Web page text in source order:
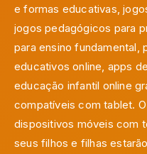
e formas educativas,
jogos pedagógicos para
para ensino fundamental,
educativos online, apps
educação infantil online
compatíveis com tablet.
dispositivos móveis com
seus filhos e filhas